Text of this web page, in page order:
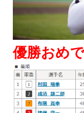
優勝おめ